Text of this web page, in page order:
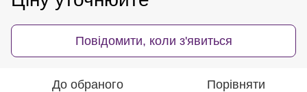
Повідомити, коли з'явиться
До обраного Порівняти